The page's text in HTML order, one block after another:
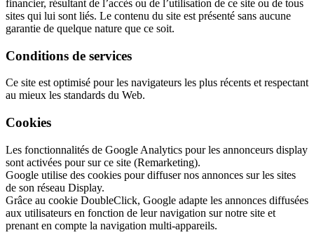
financier, résultant de l’accès ou de l’utilisation de ce site ou de tous
sites qui lui sont liés. Le contenu du site est présenté sans aucune
garantie de quelque nature que ce soit.
Conditions de services
Ce site est optimisé pour les navigateurs les plus récents et respectant
au mieux les standards du Web.
Cookies
Les fonctionnalités de Google Analytics pour les annonceurs display
sont activées pour sur ce site (Remarketing).
Google utilise des cookies pour diffuser nos annonces sur les sites
de son réseau Display.
Grâce au cookie DoubleClick, Google adapte les annonces diffusées
aux utilisateurs en fonction de leur navigation sur notre site et
prenant en compte la navigation multi-appareils.